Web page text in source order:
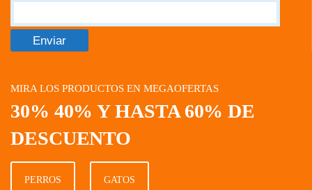
MIRA LOS PRODUCTOS EN MEGAOFERTAS
30% 40% Y HASTA 60% DE
DESCUENTO
PERROS GATOS